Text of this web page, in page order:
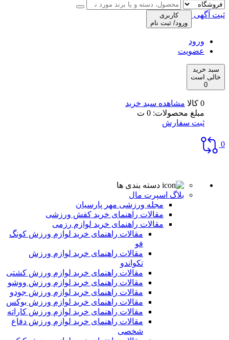
ثبت آگهی
کاربری
ورود/ ثبت نام
ورود
عضویت
سبد خرید
خالی است
0
0 کالا
مشاهده سبد خرید
مبلغ محصولات: 0 ت
ثبت سفارش
0
دسته بندی ها
بلاگ اسپرت مال
مجله ورزشی مهر پارسیان
مقالات راهنمای خرید کفش ورزشی
مقالات راهنمای خرید لوازم رزمی
مقالات راهنمای خرید لوازم ورزش کونگ
فو
مقالات راهنمای خرید لوازم ورزش
تکواندو
مقالات راهنمای خرید لوازم ورزش کشتی
مقالات راهنمای خرید لوازم ورزش ووشو
مقالات راهنمای خرید لوازم ورزش جودو
مقالات راهنمای خرید لوازم ورزش بوکس
مقالات راهنمای خرید لوازم ورزش کاراته
مقالات راهنمای خرید لوازم ورزش دفاع
شخصی